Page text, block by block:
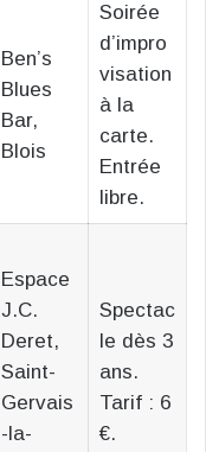
Ben’s
Blues
Bar,
Blois
Soirée
d’impro
visation
à la
carte.
Entrée
libre.
Espace
J.C.
Deret,
Saint-
Gervais
-la-
Spectac
le dès 3
ans.
Tarif : 6
€.